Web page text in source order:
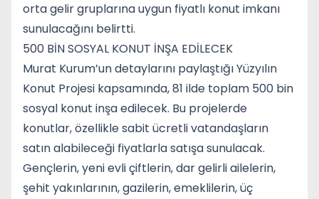
orta gelir gruplarına uygun fiyatlı konut imkanı
sunulacağını belirtti.
500 BİN SOSYAL KONUT İNŞA EDİLECEK
Murat Kurum’un detaylarını paylaştığı Yüzyılın
Konut Projesi kapsamında, 81 ilde toplam 500 bin
sosyal konut inşa edilecek. Bu projelerde
konutlar, özellikle sabit ücretli vatandaşların
satın alabileceği fiyatlarla satışa sunulacak.
Gençlerin, yeni evli çiftlerin, dar gelirli ailelerin,
şehit yakınlarının, gazilerin, emeklilerin, üç